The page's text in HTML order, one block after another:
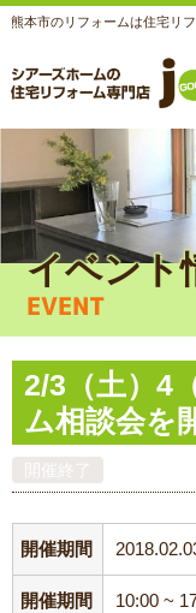
熊本市のリフォームは住宅リ
イベント
EVENT
2/3（土）4
ム相談会を
開催終了
開催期間
開催期間 10:00 ~